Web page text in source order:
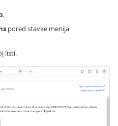
.
pored stavke menija
listi.